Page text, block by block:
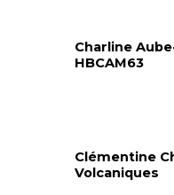
Charline
HBCAM63
Clémentine
Volcaniques